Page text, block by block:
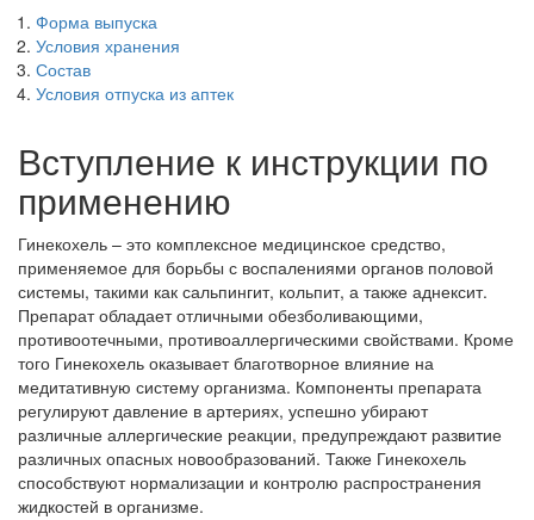
Форма выпуска
Условия хранения
Состав
Условия отпуска из аптек
Вступление к инструкции по
применению
Гинекохель – это комплексное медицинское средство,
применяемое для борьбы с воспалениями органов половой
системы, такими как сальпингит, кольпит, а также аднексит.
Препарат обладает отличными обезболивающими,
противоотечными, противоаллергическими свойствами. Кроме
того Гинекохель оказывает благотворное влияние на
медитативную систему организма. Компоненты препарата
регулируют давление в артериях, успешно убирают
различные аллергические реакции, предупреждают развитие
различных опасных новообразований. Также Гинекохель
способствуют нормализации и контролю распространения
жидкостей в организме.